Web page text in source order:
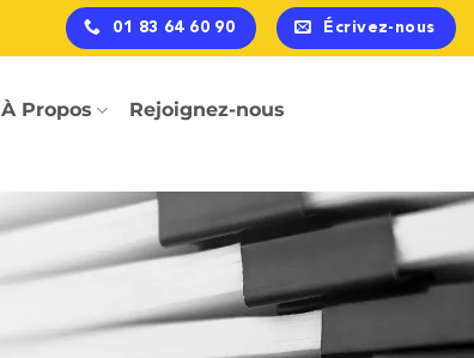
01 83 64 60 90 Écrivez-nous
À Propos Rejoignez-nous